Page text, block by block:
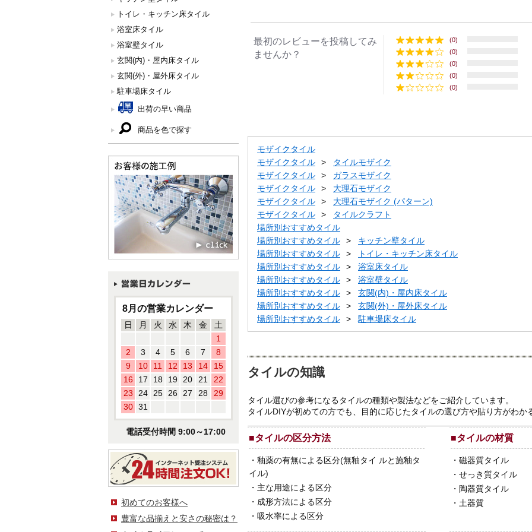
トイレ・キッチン床タイル
浴室床タイル
浴室壁タイル
玄関(内)・屋内床タイル
玄関(外)・屋外床タイル
駐車場床タイル
出荷の早い商品
商品を色で探す
8月の営業カレンダー
日 月 火 水 木 金
土
1
2
3 4 5 6 7
8
9
10 11 12 13 14
15
16
17 18 19 20 21
22
23
24 25 26 27 28
29
30 31
電話受付時間 9:00～17:00
初めてのお客様へ
豊富な品揃えと安さの秘密は？
最初のレビューを投稿してみ
ませんか？
(0)
(0)
(0)
(0)
(0)
モザイクタイル
モザイクタイル
タイルモザイク
モザイクタイル
ガラスモザイク
モザイクタイル
大理石モザイク
モザイクタイル
大理石モザイク (パターン)
モザイクタイル
タイルクラフト
場所別おすすめタイル
場所別おすすめタイル
キッチン壁タイル
場所別おすすめタイル
トイレ・キッチン床タイル
場所別おすすめタイル
浴室床タイル
場所別おすすめタイル
浴室壁タイル
場所別おすすめタイル
玄関(内)・屋内床タイル
場所別おすすめタイル
玄関(外)・屋外床タイル
場所別おすすめタイル
駐車場床タイル
タイルの知識
タイル選びの参考になるタイルの種類や製法などをご紹介しています。
タイルDIYが初めての方でも、目的に応じたタイルの選び方や貼り方がわか
■タイルの区分方法
・ 釉薬の有無による区分(無釉タイ ルと施釉タ
イル)
・ 主な用途による区分
・ 成形方法による区分
・ 吸水率による区分
■タイルの材質
・ 磁器質タイル
・ せっき質タイル
・ 陶器質タイル
・ 土器質